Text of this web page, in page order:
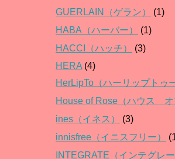
GUERLAIN（ゲラン）
(1)
HABA（ハーバー）
(1)
HACCI（ハッチ）
(3)
HERA(4)
HerLipTo（ハーリップトゥ
House of Rose（ハウス
ines（イネス）
(3)
innisfree（イニスフリー）
INTEGRATE（インテグレー